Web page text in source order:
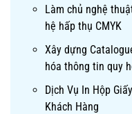
Làm chủ nghệ
hệ hấp thụ CMYK
Xây dựng
hóa thông tin quy
Dịch Vụ In Hộp
Khách Hàng